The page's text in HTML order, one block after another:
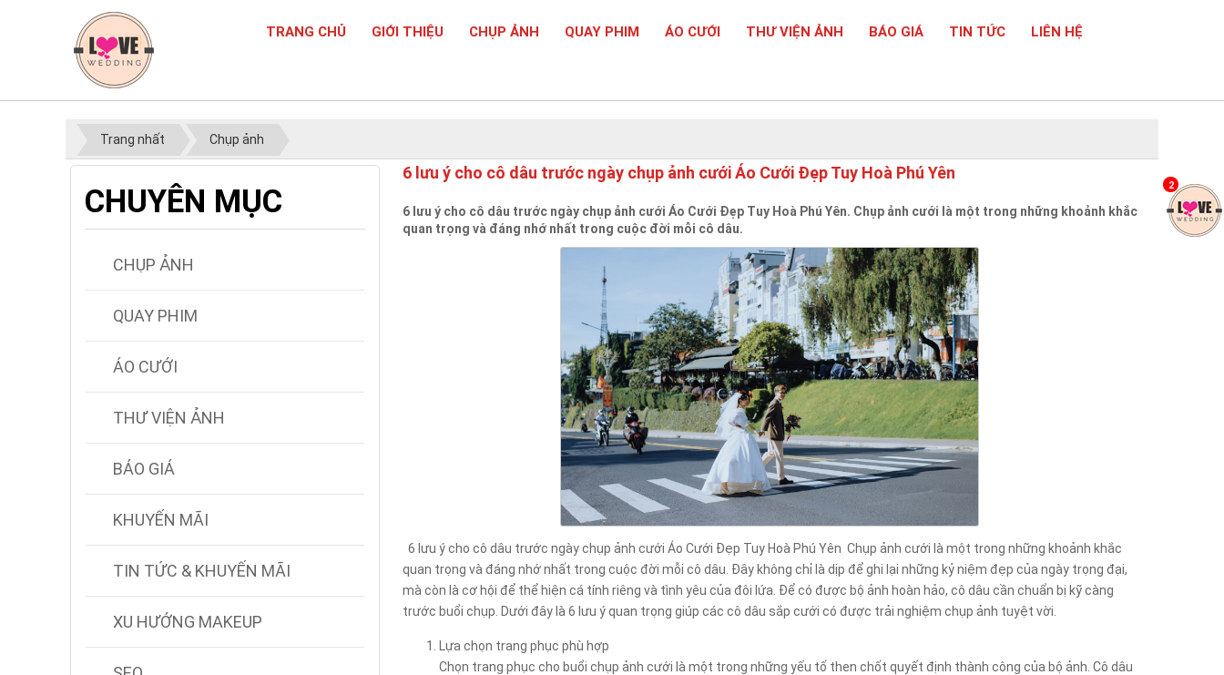
TRANG CHỦ GIỚI THIỆU CHỤP ẢNH QUAY PHIM ÁO CƯỚI THƯ VIỆN ẢNH BÁO GIÁ TIN TỨC LIÊN HỆ
Trang nhất Chụp ảnh
6 lưu ý cho cô dâu trước ngày chụp ảnh cưới Áo Cưới Đẹp Tuy Hoà Phú Yên
6 lưu ý cho cô dâu trước ngày chụp ảnh cưới Áo Cưới Đẹp Tuy Hoà Phú Yên. Chụp ảnh cưới là một trong những khoảnh khắc
quan trọng và đáng nhớ nhất trong cuộc đời mỗi cô dâu.
6 lưu ý cho cô dâu trước ngày chụp ảnh cưới Áo Cưới Đẹp Tuy Hoà Phú Yên Chụp ảnh cưới là một trong những khoảnh khắc
quan trọng và đáng nhớ nhất trong cuộc đời mỗi cô dâu. Đây không chỉ là dịp để ghi lại những kỷ niệm đẹp của ngày trọng đại,
mà còn là cơ hội để thể hiện cá tính riêng và tình yêu của đôi lứa. Để có được bộ ảnh hoàn hảo, cô dâu cần chuẩn bị kỹ càng
trước buổi chụp. Dưới đây là 6 lưu ý quan trọng giúp các cô dâu sắp cưới có được trải nghiệm chụp ảnh tuyệt vời.
Lựa chọn trang phục phù hợp
Chọn trang phục cho buổi chụp ảnh cưới là một trong những yếu tố then chốt quyết định thành công của bộ ảnh. Cô dâu
CHUYÊN MỤC
CHỤP ẢNH
QUAY PHIM
ÁO CƯỚI
THƯ VIỆN ẢNH
BÁO GIÁ
KHUYẾN MÃI
TIN TỨC & KHUYẾN MÃI
XU HƯỚNG MAKEUP
2